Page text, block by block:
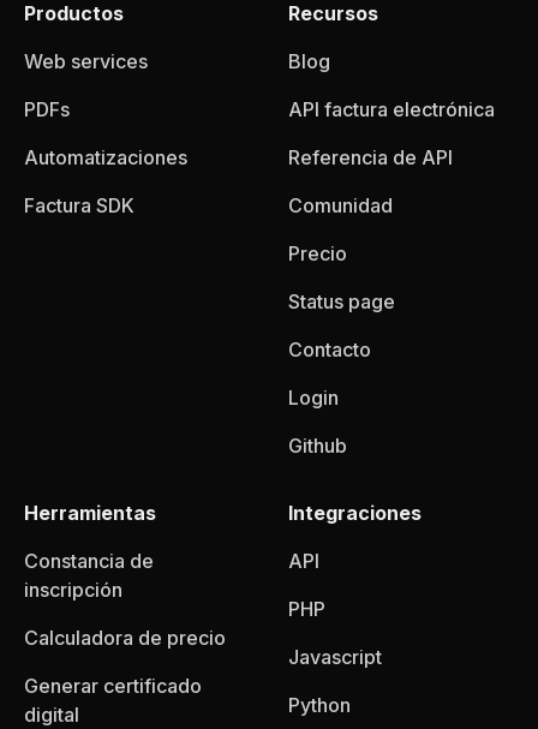
Productos
Web services
PDFs
Automatizaciones
Factura SDK
Recursos
Blog
API factura electrónica
Referencia de API
Comunidad
Precio
Status page
Contacto
Login
Github
Herramientas
Constancia de
inscripción
Calculadora de precio
Generar certificado
digital
Integraciones
API
PHP
Javascript
Python